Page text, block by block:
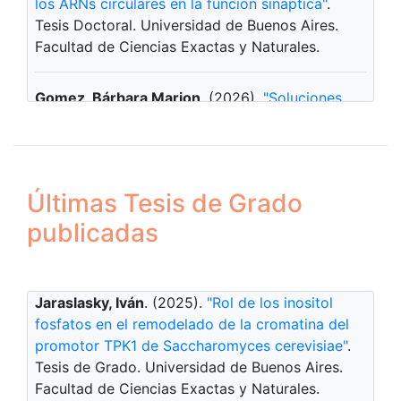
EXACTAmente cambia de formato : un salto
imprescindible. Universidad de Buenos Aires.
Q.e.d., nº 07(diciembre 2017). La melodía de
los ARNs circulares en la función sináptica".
Tesis Doctoral. Universidad de Buenos Aires.
Facultad de Ciencias Exactas y Naturales.
Gomez, Bárbara Marion. (2026)."Soluciones
un arroyo urbano desde un abordaje
de Buenos Aires. Facultad de Ciencias Exactas y
Naturales.
corteza olfativa piriforme". Tesis Doctoral.
Universidad de Buenos Aires. Facultad de
Ciencias Exactas y Naturales.
Bechis, Andrés. (2026)."Estudio de las células
Últimas Tesis de Grado
publicadas
Jaraslasky, Iván. (2025). "Rol de los inositol
fosfatos en el remodelado de la cromatina del
promotor TPK1 de Saccharomyces cerevisiae".
Tesis de Grado. Universidad de Buenos Aires.
Facultad de Ciencias Exactas y Naturales.